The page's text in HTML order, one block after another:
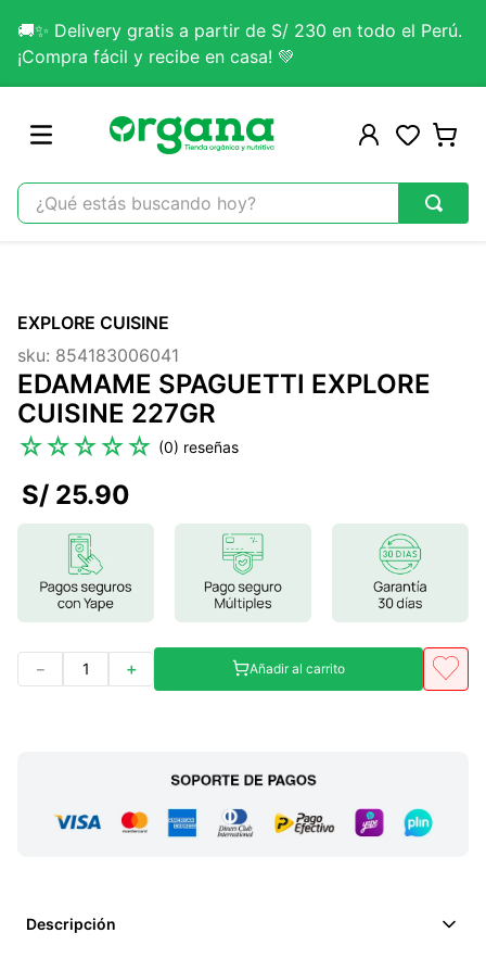
🚚✨ Delivery gratis a partir de S/ 230 en todo el Perú.
¡Compra fácil y recibe en casa! 💚
¿Qué estás buscando hoy?
2.
citrato magnesio
3.
colageno
4 .
kefir
5 .
glicinato magnesio
magnesio
9.
stevia
EXPLORE CUISINE
sku: 854183006041
EDAMAME SPAGUETTI EXPLORE
CUISINE 227GR
☆☆☆☆☆ (0)
S/ 25.90
＋
－ Añadir al carrito
Descripción